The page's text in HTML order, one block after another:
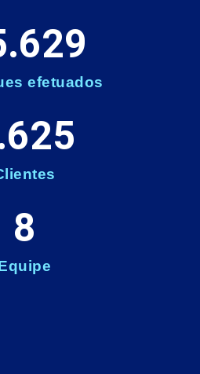
efetuados
8